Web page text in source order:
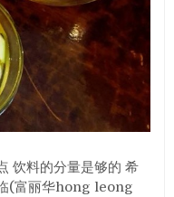
饮料的分量是够的 希
(富丽华hong leong